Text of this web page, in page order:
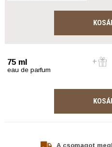
75 ml
eau de parfum
A csomagot